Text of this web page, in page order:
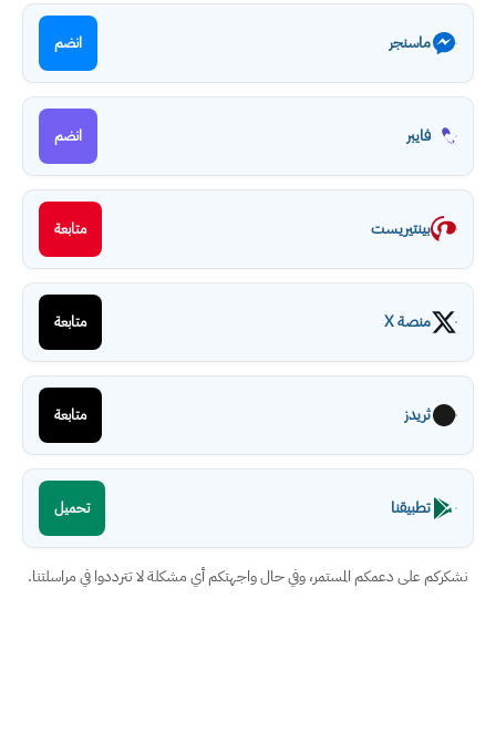
ماسنجر انضم
فايبر انضم
بينتيريست متابعة
منصة X متابعة
ثريدز متابعة
تطبيقنا تحميل
نشكركم على دعمكم المستمر، وفي حال واجهتكم أي مشكلة لا تترددوا في مراسلتنا.